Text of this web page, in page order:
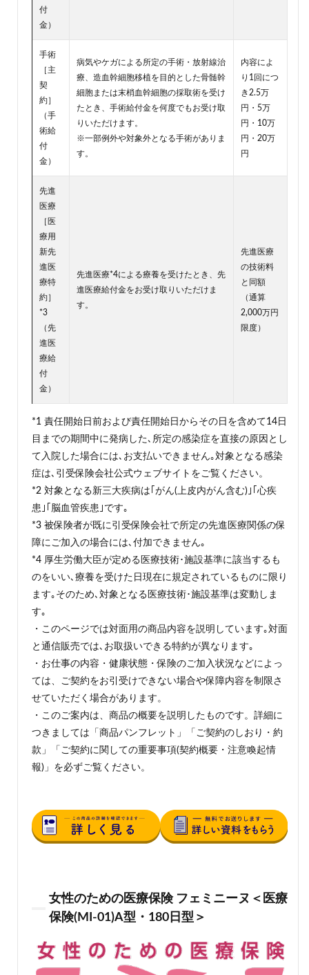
付
金）
手術
［主
契
約］
（手
術給
付
金）
病気やケガによる所定の手術・放射線治
療、造血幹細胞移植を目的とした骨髄幹
細胞または末梢血幹細胞の採取術を受け
たとき、手術給付金を何度でもお受け取
りいただけます。
※一部例外や対象外となる手術がありま
す。
内容によ
り1回につ
き2.5万
円・5万
円・10万
円・20万
円
先進
医療
［医
療用
新先
進医
療特
約］
*3
（先
進医
療給
付
金）
先進医療*4による療養を受けたとき、先
進医療給付金をお受け取りいただけま
す。
先進医療
の技術料
と同額
（通算
2,000万円
限度）
*1 責任開始日前および責任開始日からその日を含めて14日
目までの期間中に発病した､所定の感染症を直接の原因とし
て入院した場合には､お支払いできません｡対象となる感染
症は､引受保険会社公式ウェブサイトをご覧ください。
*2 対象となる新三大疾病は｢がん(上皮内がん含む)｣｢心疾
患｣｢脳血管疾患｣です｡
*3 被保険者が既に引受保険会社で所定の先進医療関係の保
障にご加入の場合には､付加できません｡
*4 厚生労働大臣が定める医療技術･施設基準に該当するも
のをいい､療養を受けた日現在に規定されているものに限り
ます｡そのため､対象となる医療技術･施設基準は変動しま
す｡
・このページでは対面用の商品内容を説明しています｡対面
と通信販売では､お取扱いできる特約が異なります｡
・お仕事の内容・健康状態・保険のご加入状況などによっ
ては、ご契約をお引受けできない場合や保障内容を制限さ
せていただく場合があります。
・このご案内は、商品の概要を説明したものです。詳細に
つきましては「商品パンフレット」「ご契約のしおり・約
款」「ご契約に関しての重要事項(契約概要・注意喚起情
報)」を必ずご覧ください。
女性のための医療保険 フェミニーヌ＜医療
保険(MI-01)A型・180日型＞